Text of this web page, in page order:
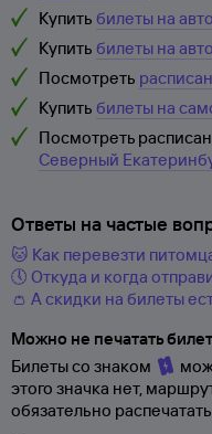
Купить билеты на
Купить билеты на
Посмотреть
Купить билеты на
Посмотреть
Северный
Ответы на частые
🐱 Как перевезти
🕔 Откуда и когда
👛 А скидки на билеты
Можно не печатать
Билеты со знаком
этого значка нет,
обязательно